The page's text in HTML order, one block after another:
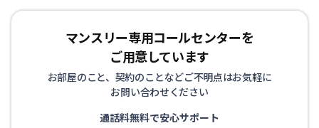
マンスリー専用コールセンターを
ご用意しています
お部屋のこと、契約のことなどご不明点はお気軽に
お問い合わせください
通話料無料で安心サポート